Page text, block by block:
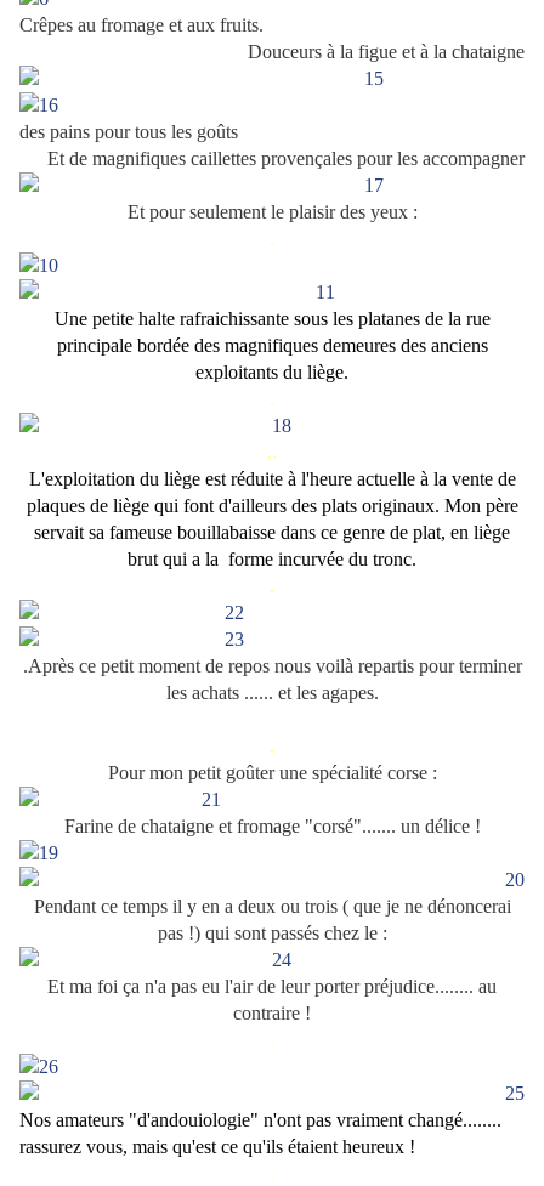
Crêpes au fromage et aux fruits.
Douceurs à la figue et à la chataigne
des pains pour tous les goûts
Et de magnifiques caillettes provençales pour les accompagner
Et pour seulement le plaisir des yeux :
.
Une petite halte rafraichissante sous les platanes de la rue
principale bordée des magnifiques demeures des anciens
exploitants du liège.
.
..
L'exploitation du liège est réduite à l'heure actuelle à la vente de
plaques de liège qui font d'ailleurs des plats originaux. Mon père
servait sa fameuse bouillabaisse dans ce genre de plat, en liège
brut qui a la forme incurvée du tronc.
.
.Après ce petit moment de repos nous voilà repartis pour terminer
les achats ...... et les agapes.
.
Pour mon petit goûter une spécialité corse :
Farine de chataigne et fromage "corsé"....... un délice !
Pendant ce temps il y en a deux ou trois ( que je ne dénoncerai
pas !) qui sont passés chez le :
Et ma foi ça n'a pas eu l'air de leur porter préjudice........ au
contraire !
.
Nos amateurs "d'andouiologie" n'ont pas vraiment changé........
rassurez vous, mais qu'est ce qu'ils étaient heureux !
.